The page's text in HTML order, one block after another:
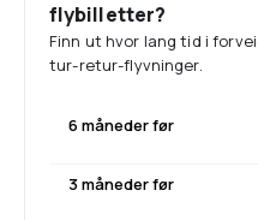
flybilletter?
Finn ut hvor lang tid i
tur-retur-flyvninger.
6 måneder før
3 måneder før